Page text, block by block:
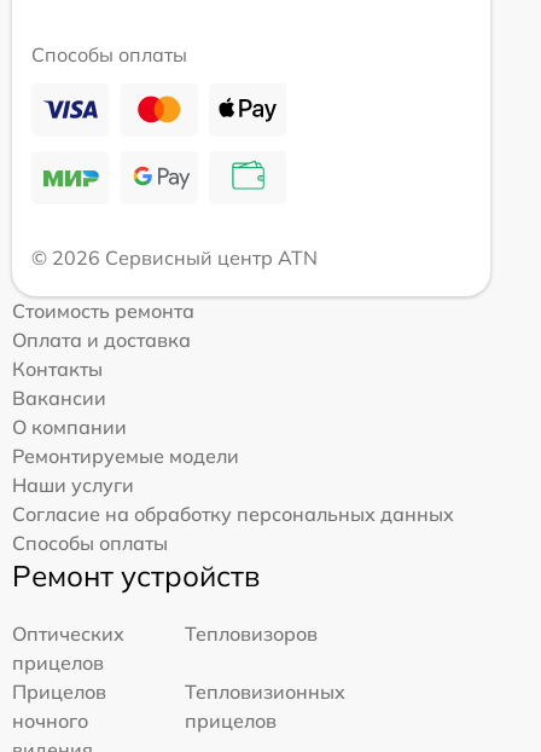
Способы оплаты
© 2026 Сервисный центр ATN
Стоимость ремонта
Оплата и доставка
Контакты
Вакансии
О компании
Ремонтируемые модели
Наши услуги
Согласие на обработку персональных данных
Способы оплаты
Ремонт устройств
Оптических
прицелов
Тепловизоров
Прицелов
ночного
Тепловизионных
прицелов